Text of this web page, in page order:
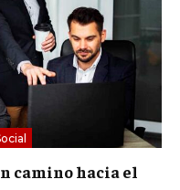
camino hacia el